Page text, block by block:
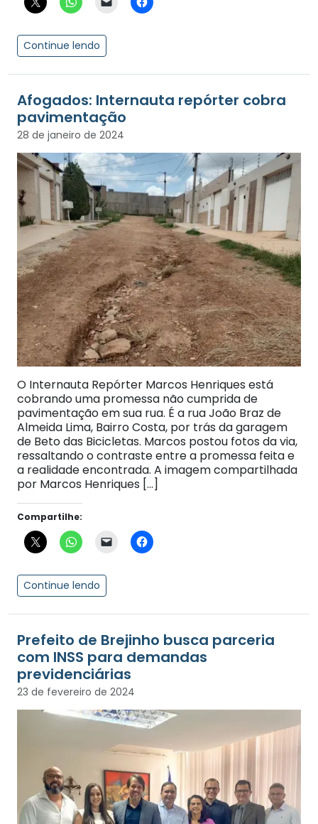
Continue lendo
Afogados: Internauta repórter cobra
pavimentação
28 de janeiro de 2024
O Internauta Repórter Marcos Henriques está
cobrando uma promessa não cumprida de
pavimentação em sua rua. É a rua João Braz de
Almeida Lima, Bairro Costa, por trás da garagem
de Beto das Bicicletas. Marcos postou fotos da via,
ressaltando o contraste entre a promessa feita e
a realidade encontrada. A imagem compartilhada
por Marcos Henriques […]
Compartilhe:
Continue lendo
Prefeito de Brejinho busca parceria
com INSS para demandas
previdenciárias
23 de fevereiro de 2024